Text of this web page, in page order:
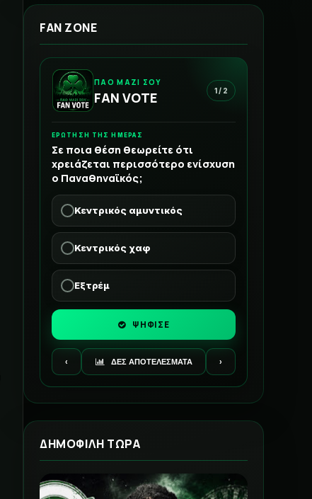
FAN ZONE
ΠΑΟ ΜΑΖΙ ΣΟΥ
FAN VOTE 1 / 2
ΕΡΩΤΗΣΗ ΤΗΣ ΗΜΕΡΑΣ
Σε ποια θέση θεωρείτε ότι
χρειάζεται περισσότερο ενίσχυση
ο Παναθηναϊκός;
Κεντρικός αμυντικός
Κεντρικός χαφ
Εξτρέμ
ΨΗΦΙΣΕ
‹ ΔΕΣ ΑΠΟΤΕΛΕΣΜΑΤΑ ›
ΔΗΜΟΦΙΛΗ ΤΩΡΑ